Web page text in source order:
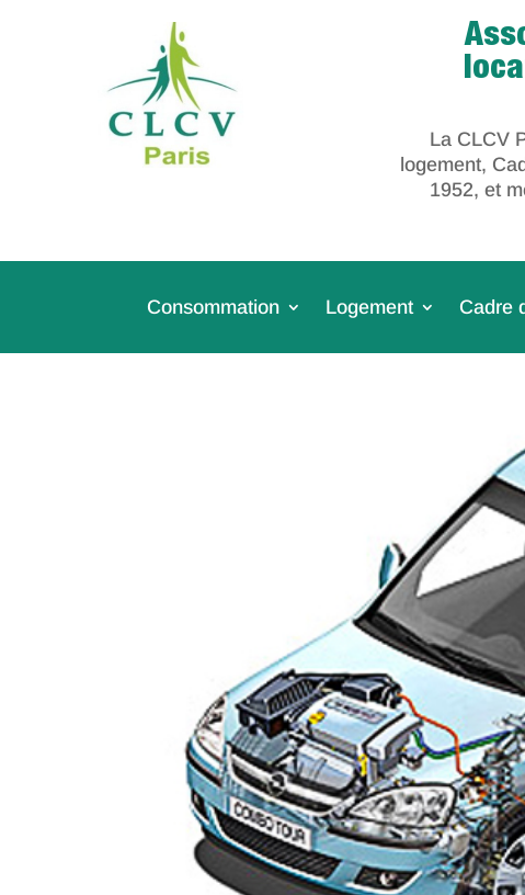
La CLCV
logement,
1952, et
Consommation Logement Cadre